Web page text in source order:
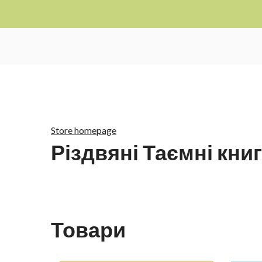
Store homepage
Різдвяні Таємні
Товари